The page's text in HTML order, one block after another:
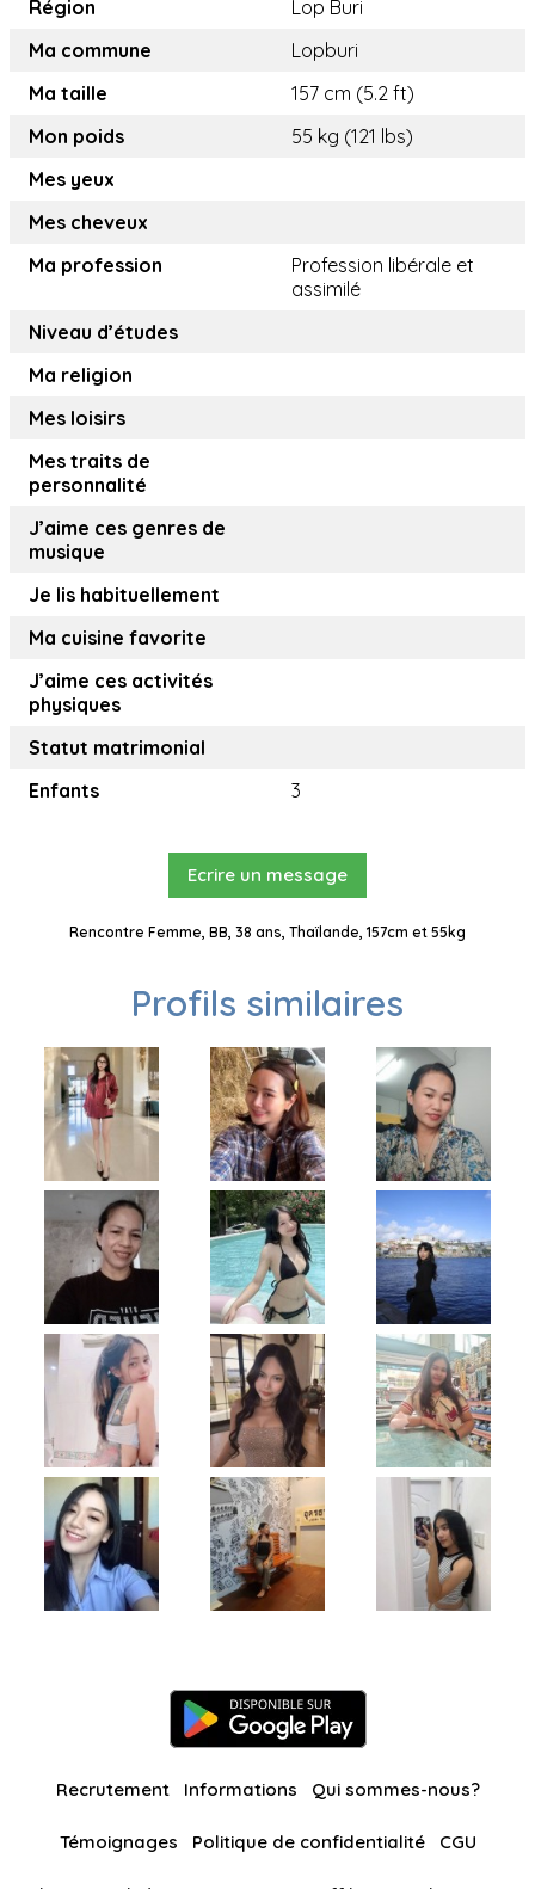
Région
Lop Buri
Ma commune
Lopburi
Ma taille
157 cm (5.2 ft)
Mon poids
55 kg (121 lbs)
Mes yeux
Mes cheveux
Ma profession
Profession libérale et
assimilé
Niveau d’études
Ma religion
Mes loisirs
Mes traits de
personnalité
J’aime ces genres de
musique
Je lis habituellement
Ma cuisine favorite
J’aime ces activités
physiques
Statut matrimonial
Enfants
3
Ecrire un message
Rencontre Femme, BB, 38 ans, Thaïlande, 157cm et 55kg
Profils similaires
Recrutement Informations Qui sommes-nous?
Témoignages Politique de confidentialité CGU